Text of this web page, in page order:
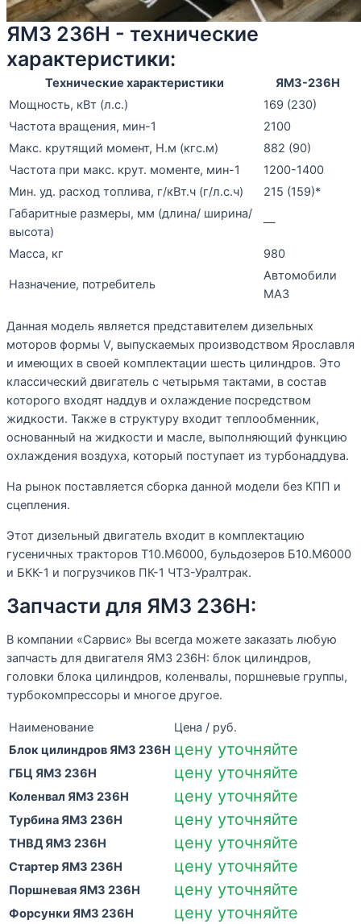
ЯМЗ 236Н - технические
характеристики:
Технические характеристики
ЯМЗ-236Н
Мощность, кВт (л.с.)
169 (230)
Частота вращения, мин-1
2100
Макс. крутящий момент, Н.м (кгс.м)
882 (90)
Частота при макс. крут. моменте, мин-1
1200-1400
Мин. уд. расход топлива, г/кВт.ч (г/л.с.ч)
215 (159)*
Габаритные размеры, мм (длина/ ширина/
высота)
—
Масса, кг 980
Назначение, потребитель
Автомобили
МАЗ
Данная модель является представителем дизельных
моторов формы V, выпускаемых производством Ярославля
и имеющих в своей комплектации шесть цилиндров. Это
классический двигатель с четырьмя тактами, в состав
которого входят наддув и охлаждение посредством
жидкости. Также в структуру входит теплообменник,
основанный на жидкости и масле, выполняющий функцию
охлаждения воздуха, который поступает из турбонаддува.
На рынок поставляется сборка данной модели без КПП и
сцепления.
Этот дизельный двигатель входит в комплектацию
гусеничных тракторов Т10.М6000, бульдозеров Б10.М6000
и БКК-1 и погрузчиков ПК-1 ЧТЗ-Уралтрак.
Запчасти для ЯМЗ 236Н:
В компании «Сарвис» Вы всегда можете заказать любую
запчасть для двигателя ЯМЗ 236Н: блок цилиндров,
головки блока цилиндров, коленвалы, поршневые группы,
турбокомпрессоры и многое другое.
Наименование
Цена / руб.
Блок цилиндров ЯМЗ 236Н цену уточняйте
ГБЦ ЯМЗ 236Н цену уточняйте
Коленвал ЯМЗ 236Н цену уточняйте
Турбина ЯМЗ 236Н цену уточняйте
ТНВД ЯМЗ 236Н цену уточняйте
Стартер ЯМЗ 236Н цену уточняйте
Поршневая ЯМЗ 236Н цену уточняйте
Форсунки ЯМЗ 236Н цену уточняйте